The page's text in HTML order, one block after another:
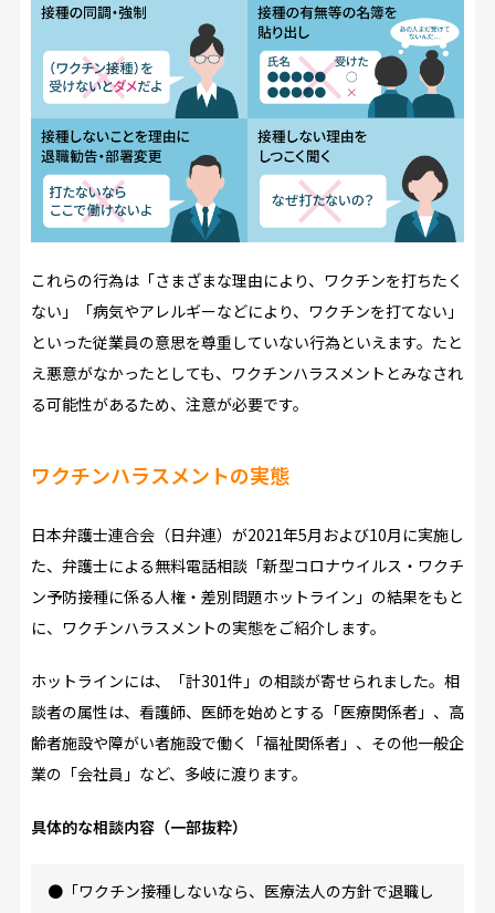
これらの行為は「さまざまな理由により、ワクチンを打ちたく
ない」「病気やアレルギーなどにより、ワクチンを打てない」
といった従業員の意思を尊重していない行為といえます。たと
え悪意がなかったとしても、ワクチンハラスメントとみなされ
る可能性があるため、注意が必要です。
ワクチンハラスメントの実態
日本弁護士連合会（日弁連）が2021年5月および10月に実施し
た、弁護士による無料電話相談「新型コロナウイルス・ワクチ
ン予防接種に係る人権・差別問題ホットライン」の結果をもと
に、ワクチンハラスメントの実態をご紹介します。
ホットラインには、「計301件」の相談が寄せられました。相
談者の属性は、看護師、医師を始めとする「医療関係者」、高
齢者施設や障がい者施設で働く「福祉関係者」、その他一般企
業の「会社員」など、多岐に渡ります。
具体的な相談内容（一部抜粋）
●「ワクチン接種しないなら、医療法人の方針で退職し